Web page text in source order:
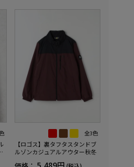
全3色
【ロゴス】裏タフタスタンドブ
ルゾンカジュアルアウター秋冬